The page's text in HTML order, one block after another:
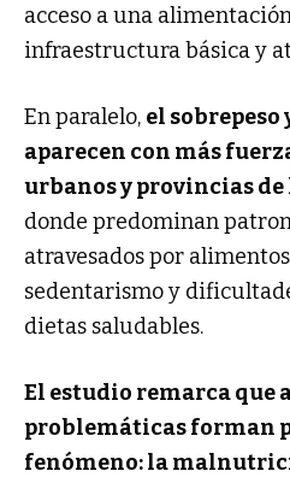
acceso a una
infraestructura básica y
En paralelo, el sobrepeso
aparecen con más
urbanos y provincias
donde predominan
atravesados por
sedentarismo y
dietas saludables.
El estudio remarca que
problemáticas forman
fenómeno: la